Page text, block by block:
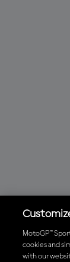
MotoGP™
cookies and
with our